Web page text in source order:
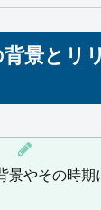
背景とリ
景やその時期